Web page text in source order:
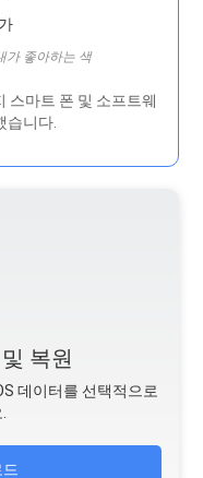
가 좋아하는 색
스마트 폰 및 소프트웨
습니다.
복원
데이터를 선택적으로